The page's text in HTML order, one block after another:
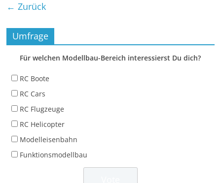
← Zurück
Umfrage
Für welchen Modellbau-Bereich interessierst Du dich?
RC Boote
RC Cars
RC Flugzeuge
RC Helicopter
Modelleisenbahn
Funktionsmodellbau